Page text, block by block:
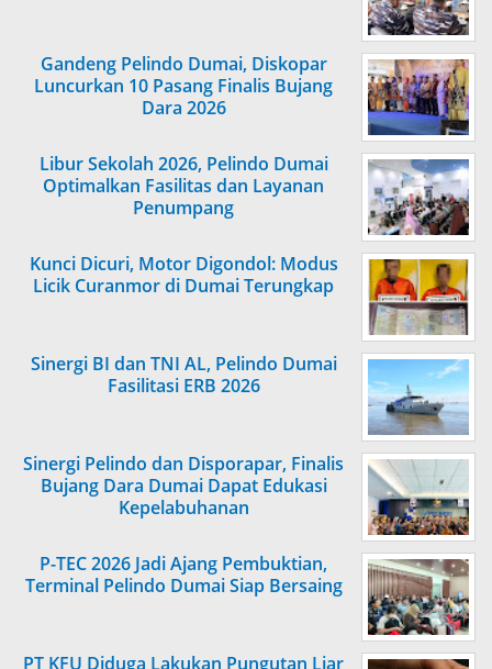
Gandeng Pelindo Dumai, Diskopar
Luncurkan 10 Pasang Finalis Bujang
Dara 2026
Libur Sekolah 2026, Pelindo Dumai
Optimalkan Fasilitas dan Layanan
Penumpang
Kunci Dicuri, Motor Digondol: Modus
Licik Curanmor di Dumai Terungkap
Sinergi BI dan TNI AL, Pelindo Dumai
Fasilitasi ERB 2026
Sinergi Pelindo dan Disporapar, Finalis
Bujang Dara Dumai Dapat Edukasi
Kepelabuhanan
P-TEC 2026 Jadi Ajang Pembuktian,
Terminal Pelindo Dumai Siap Bersaing
PT KFU Diduga Lakukan Pungutan Liar